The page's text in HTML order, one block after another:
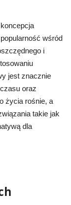
wśród
i
jest znacznie
oraz
życia rośnie, a
takie jak
dla